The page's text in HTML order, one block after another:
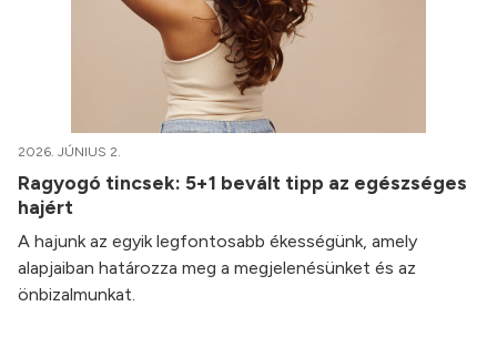
2026. JÚNIUS 2.
Ragyogó tincsek: 5+1 bevált tipp az egészséges
hajért
A hajunk az egyik legfontosabb ékességünk, amely
alapjaiban határozza meg a megjelenésünket és az
önbizalmunkat.